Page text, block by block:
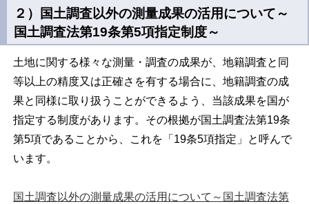
２）
国土調査以外の測量成果の活用について～
国土調査法第19条第5項指定制度～
土地に関する様々な測量・調査の成果が、地籍調査と同
等以上の精度又は正確さを有する場合に、地籍調査の成
果と同様に取り扱うことができるよう、当該成果を国が
指定する制度があります。その根拠が国土調査法第19条
第5項であることから、これを「19条5項指定」と呼んで
います。
国土調査以外の測量成果の活用について～国土調査法第